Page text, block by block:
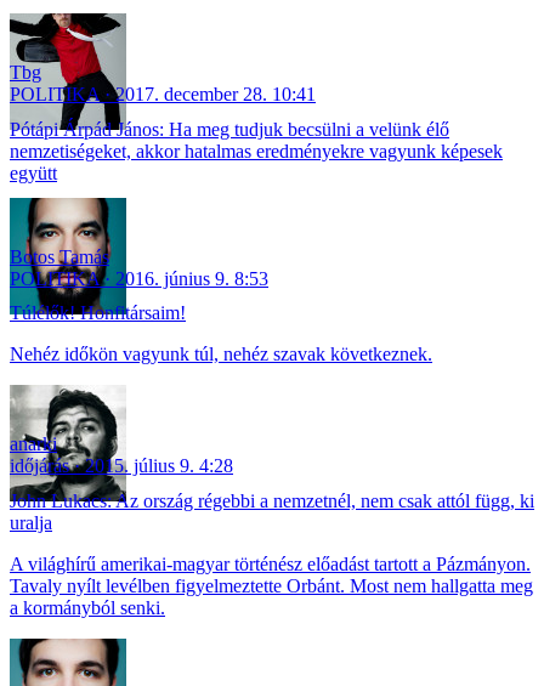
Tbg
POLITIKA
2017. december 28. 10:41
Pótápi Árpád János: Ha meg tudjuk becsülni a velünk élő
nemzetiségeket, akkor hatalmas eredményekre vagyunk képesek
együtt
Botos Tamás
POLITIKA
2016. június 9. 8:53
Túlélők! Honfitársaim!
Nehéz időkön vagyunk túl, nehéz szavak következnek.
anarki
időjárás
2015. július 9. 4:28
John Lukacs: Az ország régebbi a nemzetnél, nem csak attól függ, ki
uralja
A világhírű amerikai-magyar történész előadást tartott a Pázmányon.
Tavaly nyílt levélben figyelmeztette Orbánt. Most nem hallgatta meg
a kormányból senki.